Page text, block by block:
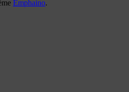
Emphaino.